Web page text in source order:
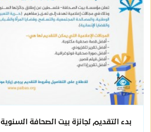
بدء التقديم لجائزة بيت الصحافة السنوية 2018